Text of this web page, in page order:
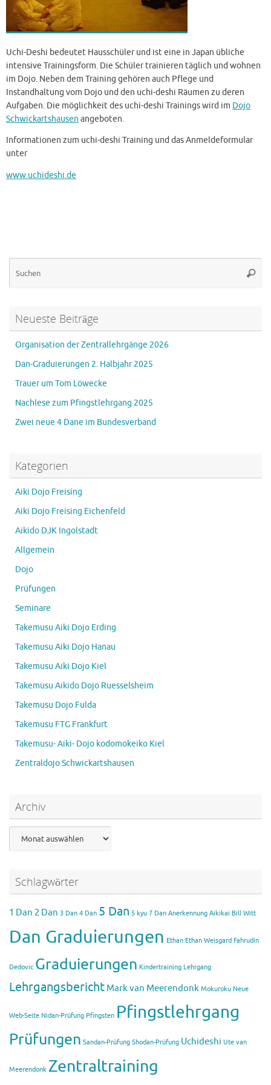
Uchi-Deshi bedeutet Hausschüler und ist eine in Japan übliche
intensive Trainingsform. Die Schüler trainieren täglich und wohnen
im Dojo. Neben dem Training gehören auch Pflege und
Instandhaltung vom Dojo und den uchi-deshi Räumen zu deren
Aufgaben. Die möglichkeit des uchi-deshi Trainings wird im Dojo
Schwickartshausen angeboten.
Informationen zum uchi-deshi Training und das Anmeldeformular
unter
www.uchideshi.de
Neueste Beiträge
Organisation der Zentrallehrgänge 2026
Dan-Graduierungen 2. Halbjahr 2025
Trauer um Tom Löwecke
Nachlese zum Pfingstlehrgang 2025
Zwei neue 4 Dane im Bundesverband
Kategorien
Aiki Dojo Freising
Aiki Dojo Freising Eichenfeld
Aikido DJK Ingolstadt
Allgemein
Dojo
Prüfungen
Seminare
Takemusu Aiki Dojo Erding
Takemusu Aiki Dojo Hanau
Takemusu Aiki Dojo Kiel
Takemusu Aikido Dojo Ruesselsheim
Takemusu Dojo Fulda
Takemusu FTG Frankfurt
Takemusu- Aiki- Dojo kodomokeiko Kiel
Zentraldojo Schwickartshausen
Archiv
Schlagwörter
1 Dan 2 Dan 3 Dan 4 Dan 5 Dan 5 kyu 7 Dan Anerkennung Aikikai Bill Witt
Dan Graduierungen Ethan Ethan Weisgard Fahrudin
Dedovic Graduierungen Kindertraining Lehrgang
Lehrgangsbericht Mark van Meerendonk Mokuroku Neue
Web-Seite Nidan-Prüfung Pfingsten Pfingstlehrgang
Prüfungen Sandan-Prüfung Shodan-Prüfung Uchideshi Ute van
Meerendonk Zentraltraining